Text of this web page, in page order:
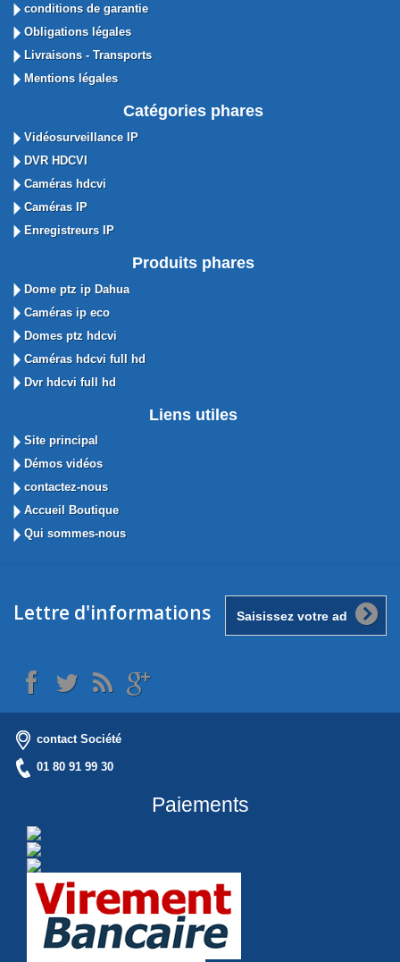
conditions de garantie
Obligations légales
Livraisons - Transports
Mentions légales
Catégories phares
Vidéosurveillance IP
DVR HDCVI
Caméras hdcvi
Caméras IP
Enregistreurs IP
Produits phares
Dome ptz ip Dahua
Caméras ip eco
Domes ptz hdcvi
Caméras hdcvi full hd
Dvr hdcvi full hd
Liens utiles
Site principal
Démos vidéos
contactez-nous
Accueil Boutique
Qui sommes-nous
Lettre d'informations
contact Société
01 80 91 99 30
Paiements